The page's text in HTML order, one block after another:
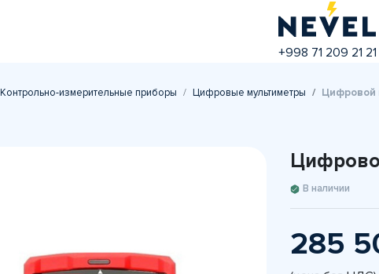
+998 71 209 21 21
Контрольно-измерительные приборы Цифровые мультиметры Цифровой
В наличии
285